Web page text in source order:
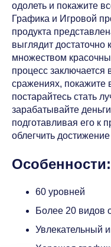
одолеть и покажите
Графика и Игровой
продукта
выглядит достаточно
множеством
процесс заключается
сражениях, покажите
постарайтесь стать
зарабатывайте
подготавливая его к
облегчить
Особенности:
60 уровней
Более 20 видов
Увлекательный